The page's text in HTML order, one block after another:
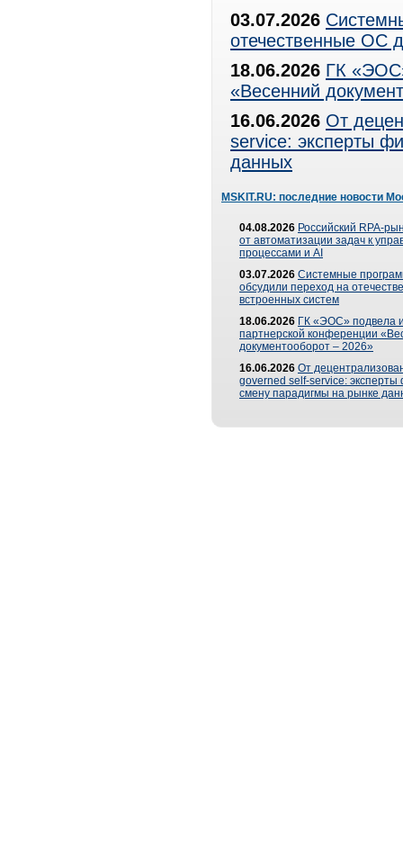
03.07.2026
отечественные ОС
18.06.2026 ГК
«Весенний
16.06.2026 От
service: эксперты
данных
MSKIT.RU: последние новости
04.08.2026 Российский RPA-
от автоматизации задач к
процессами и AI
03.07.2026 Системные
обсудили переход на
встроенных систем
18.06.2026 ГК «ЭОС» подвела
партнерской конференции
документооборот – 2026»
16.06.2026 От
governed self-service: эксперты
смену парадигмы на рынке